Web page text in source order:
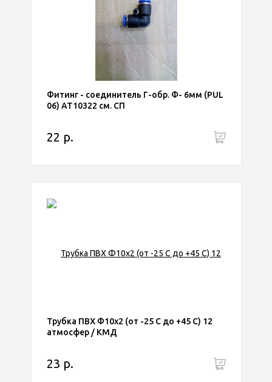
Фитинг - соединитель Г-обр. Ф- 6мм (PUL
06) АТ10322 см. СП
22 р.
Трубка ПВХ Ф10х2 (от -25 С до +45 С) 12
атмосфер / КМД
23 р.